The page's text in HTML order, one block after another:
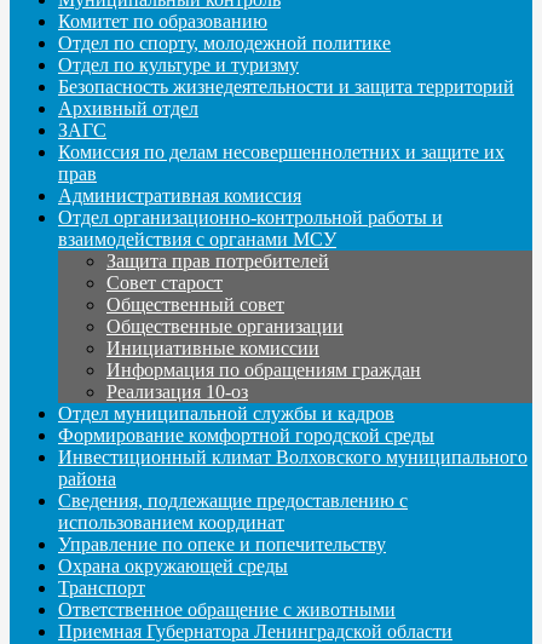
Комитет по образованию
Отдел по спорту, молодежной политике
Отдел по культуре и туризму
Безопасность жизнедеятельности и защита территорий
Архивный отдел
ЗАГС
Комиссия по делам несовершеннолетних и защите их
прав
Административная комиссия
Отдел организационно-контрольной работы и
взаимодействия с органами МСУ
Защита прав потребителей
Совет старост
Общественный совет
Общественные организации
Инициативные комиссии
Информация по обращениям граждан
Реализация 10-оз
Отдел муниципальной службы и кадров
Формирование комфортной городской среды
Инвестиционный климат Волховского муниципального
района
Сведения, подлежащие предоставлению с
использованием координат
Управление по опеке и попечительству
Охрана окружающей среды
Транспорт
Ответственное обращение с животными
Приемная Губернатора Ленинградской области